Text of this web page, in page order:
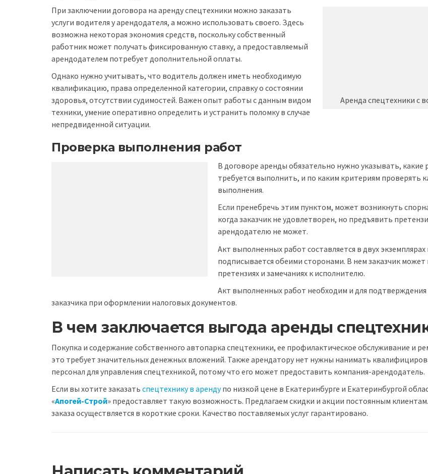
Аренда спецтехники с
При заключении договора на аренду спецтехники можно заказать
услуги водителя у арендодателя, а можно использовать своего. Здесь
возможна некоторая экономия средств, поскольку собственный
работник может получать фиксированную ставку, а предоставляемый
арендодателем потребует дополнительной оплаты.
Однако нужно учитывать, что водитель должен иметь необходимую
квалификацию, права определенной категории, справку о состоянии
здоровья, отсутствии судимостей. Важен опыт работы с данным видом
техники, умение оперативно определить и устранить поломку в случае
непредвиденной ситуации.
Проверка выполнения работ
В договоре аренды обязательно нужно указывать, какие
требуется выполнить, и по каким критериям проверять
выполнения.
Если пренебречь этим пунктом, может возникнуть
когда заказчик не удовлетворен, но предъявить
арендодателю не может.
Акт выполненных работ составляется в двух экземплярах
подписывается обеими сторонами. В нем заказчик может
претензиях и замечаниях к исполнителю.
Акт выполненных работ необходим и для подтверждения
заказчика при оформлении налоговых документов.
В чем заключается выгода аренды
Покупка и содержание собственного автопарка спецтехники, ее профилактическое обслуживание и
это требует значительных денежных вложений. Также арендатору нет нужны нанимать
персонал для управления спецтехникой, потому что его может предоставить компания-арендодатель.
Если вы хотите заказать спецтехнику в арендупо низкой цене в Екатеринбурге и Екатеринбургой
«Апогей-Строй» предоставляет такую возможность. Предлагаем скидки и акции постоянным
заказа осуществляется в короткие сроки. Качество поставляемых услуг гарантировано.